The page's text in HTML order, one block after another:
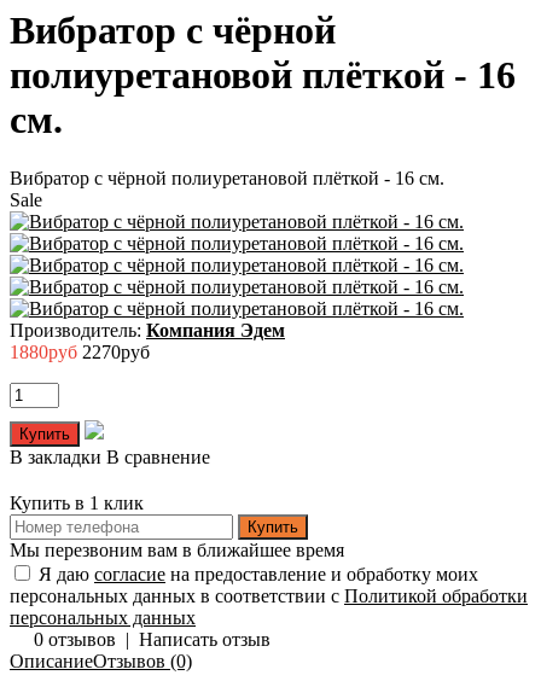
Вибратор с чёрной
полиуретановой плёткой - 16
см.
Вибратор с чёрной полиуретановой плёткой - 16 см.
Sale
Производитель: Компания Эдем
1880руб 2270руб
В закладки В сравнение
Купить в 1 клик
Купить
Мы перезвоним вам в ближайшее время
Я даю согласие на предоставление и обработку моих
персональных данных в соответствии с Политикой обработки
персональных данных
0 отзывов | Написать отзыв
ОписаниеОтзывов (0)